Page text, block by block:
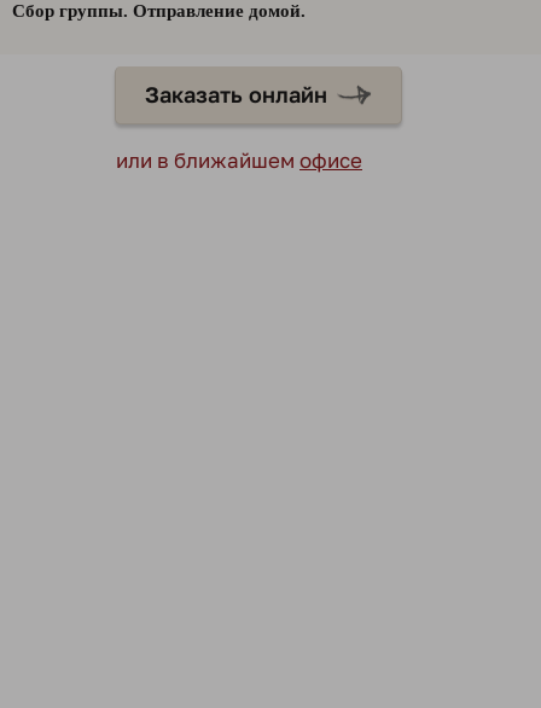
Сбор группы. Отправление домой.
Заказать онлайн
или в ближайшем офисе